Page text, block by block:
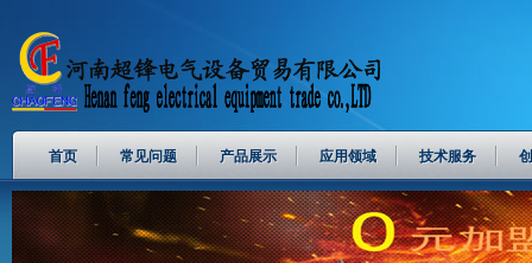
首页 常见问题 产品展示 应用领域 技术服务